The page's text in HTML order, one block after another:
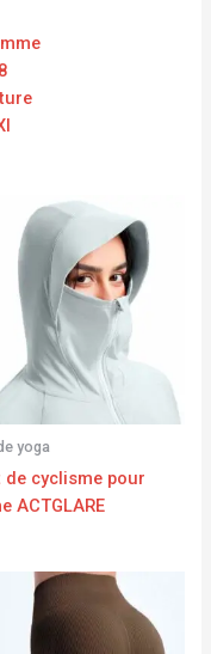
yoga
de cyclisme pour
ACTGLARE